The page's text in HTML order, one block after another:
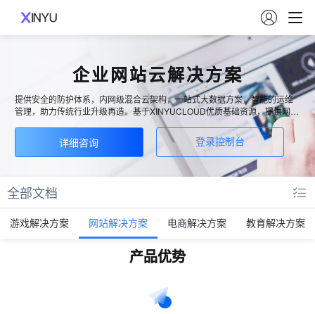

企业网站云解决方案
提供安全的防护体系，内网级混合云架构，一站式大数据方案，智能的运维
管理，助力传统行业升级再造。基于XINYUCLOUD优质基础资源，提供网站
建设的一站式服务，涵盖PC站、手机站、H5站、公众号等多种类型，通过私
密独立系统满足各行业客户网站建设需求，助力政企客户信息化转型。
详细咨询 登录控制台
全部文档
游戏解决方案 网站解决方案 电商解决方案 教育解决方案
产品优势